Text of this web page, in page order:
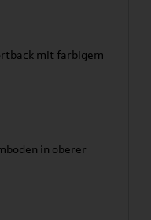
mit farbigem
in oberer